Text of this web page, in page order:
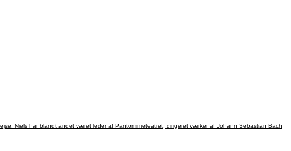
Niels har blandt andet været leder af Pantomimeteatret, dirigeret værker af Johann Sebastian Bach